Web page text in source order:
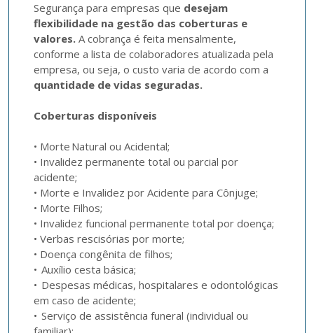
Segurança para empresas que desejam
flexibilidade na gestão das coberturas e
valores. A cobrança é feita mensalmente,
conforme a lista de colaboradores atualizada pela
quantidade de vidas seguradas.
Coberturas disponíveis
• Morte Natural ou Acidental;
• Invalidez permanente total ou parcial por
acidente;
• Morte e Invalidez por Acidente para Cônjuge;
• Morte Filhos;
• Invalidez funcional permanente total por doença;
• Verbas rescisórias por morte;
• Doença congênita de filhos;
•  Auxílio cesta básica;
•  Despesas médicas, hospitalares e odontológicas
em caso de acidente;
•  Serviço de assistência funeral (individual ou